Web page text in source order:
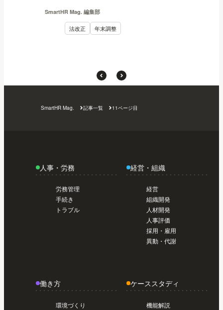
SmartHR Mag. 編集部
法改正 年末調整
SmartHR Mag. 記事一覧 11ページ目
人事・労務
労務管理
手続き
トラブル
経営・組織
経営
組織開発
人材開発
人事評価
採用・雇用
異動・代謝
働き方
環境づくり
ケーススタディ
機能解説